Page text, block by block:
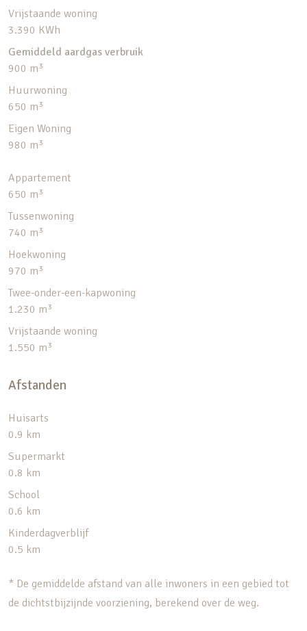
Vrijstaande woning
3.390 KWh
Gemiddeld aardgas verbruik
900 m³
Huurwoning
650 m³
Eigen Woning
980 m³
Appartement
650 m³
Tussenwoning
740 m³
Hoekwoning
970 m³
Twee-onder-een-kapwoning
1.230 m³
Vrijstaande woning
1.550 m³
Afstanden
Huisarts
0.9 km
Supermarkt
0.8 km
School
0.6 km
Kinderdagverblijf
0.5 km
* De gemiddelde afstand van alle inwoners in een gebied tot
de dichtstbijzijnde voorziening, berekend over de weg.